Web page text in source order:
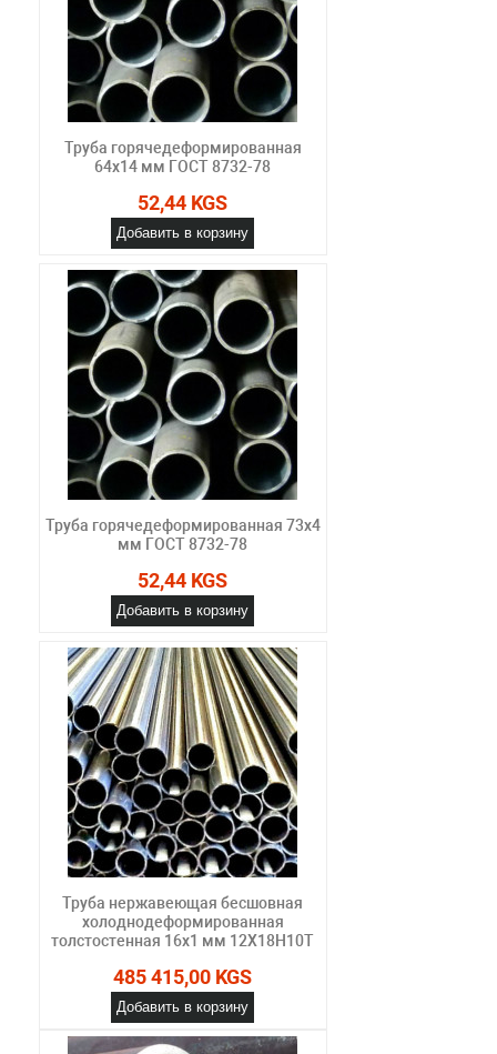
Труба горячедеформированная
64х14 мм ГОСТ 8732-78
52,44 KGS
Добавить в корзину
Труба горячедеформированная 73х4
мм ГОСТ 8732-78
52,44 KGS
Добавить в корзину
Труба нержавеющая бесшовная
холоднодеформированная
толстостенная 16х1 мм 12Х18Н10Т
485 415,00 KGS
Добавить в корзину